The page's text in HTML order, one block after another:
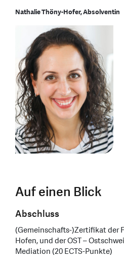
Nathalie Thöny-Hofer, Absolventin
Auf einen Blick
Abschluss
(Gemeinschafts-)Zertifikat der
Hofen, und der OST –
Mediation (20 ECTS-Punkte)